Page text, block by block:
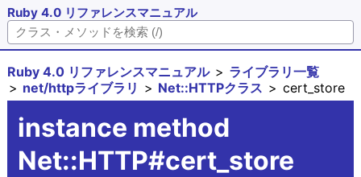
Ruby 4.0 リファレンスマニュアル
Ruby 4.0 リファレンスマニュアル
ライブラリ一覧
net/httpライブラリ
Net::HTTPクラス cert_store
instance method
Net::HTTP#cert_store